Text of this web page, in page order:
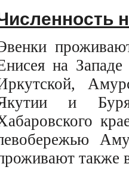
на
и
также